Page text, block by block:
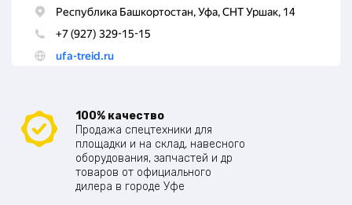
100% качество
Продажа спецтехники для
площадки и на склад, навесного
оборудования, запчастей и др
товаров от официального
дилера в городе Уфе